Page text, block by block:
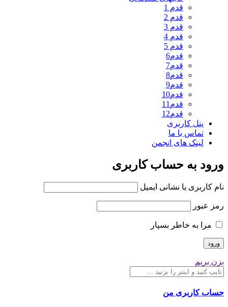
قدم 1
قدم 2
قدم 3
قدم 4
قدم 5
قدم6
قدم7
قدم8
قدم9
قدم10
قدم11
قدم12
پنل کاربری
تماس با ما
لینک های انجمن
ورود به حساب کاربری
نام کاربری یا نشانی ایمیل
رمز عبور
مرا به خاطر بسپار
بزن بریم
حساب کاربری من